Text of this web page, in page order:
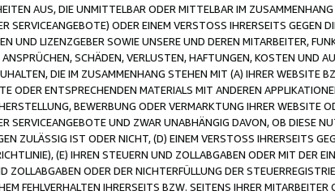
AUS, DIE UNMITTELBAR ODER MITTELBAR IM
SERVICEANGEBOTE) ODER EINEM VERSTOSS IHRERSEITS GEGEN
UND LIZENZGEBER SOWIE UNSERE UND DEREN MITARBEITER,
SCHÄDEN, VERLUSTEN, HAFTUNGEN, KOSTEN UND
DIE IM ZUSAMMENHANG STEHEN MIT (A) IHRER WEBSITE
ODER ENTSPRECHENDEN MATERIALS MIT ANDEREN
BEWERBUNG ODER VERMARKTUNG IHRER WEBSITE
SERVICEANGEBOTE UND ZWAR UNABHÄNGIG DAVON, OB DIESE
ZULÄSSIG IST ODER NICHT, (D) EINEM VERSTOSS IHRERSEITS
(E) IHREN STEUERN UND ZOLLABGABEN ODER MIT DER
ZOLLABGABEN ODER DER NICHTERFÜLLUNG DER
FEHLVERHALTEN IHRERSEITS BZW. SEITENS IHRER